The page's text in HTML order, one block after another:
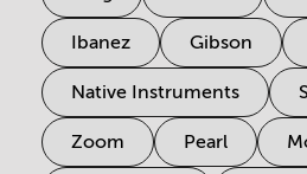
Ibanez Gibson
Native Instruments
Zoom Pearl